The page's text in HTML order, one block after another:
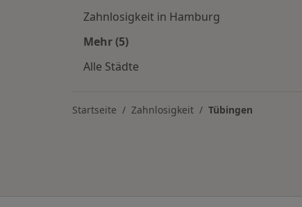
Zahnlosigkeit in Hamburg
Mehr (5)
Alle Städte
Startseite Zahnlosigkeit Tübingen